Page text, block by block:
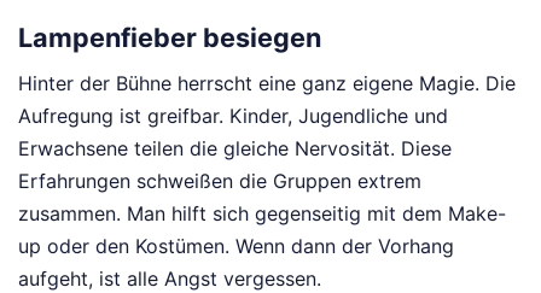
Lampenfieber besiegen
Hinter der Bühne herrscht eine ganz eigene Magie. Die
Aufregung ist greifbar. Kinder, Jugendliche und
Erwachsene teilen die gleiche Nervosität. Diese
Erfahrungen schweißen die Gruppen extrem
zusammen. Man hilft sich gegenseitig mit dem Make-
up oder den Kostümen. Wenn dann der Vorhang
aufgeht, ist alle Angst vergessen.